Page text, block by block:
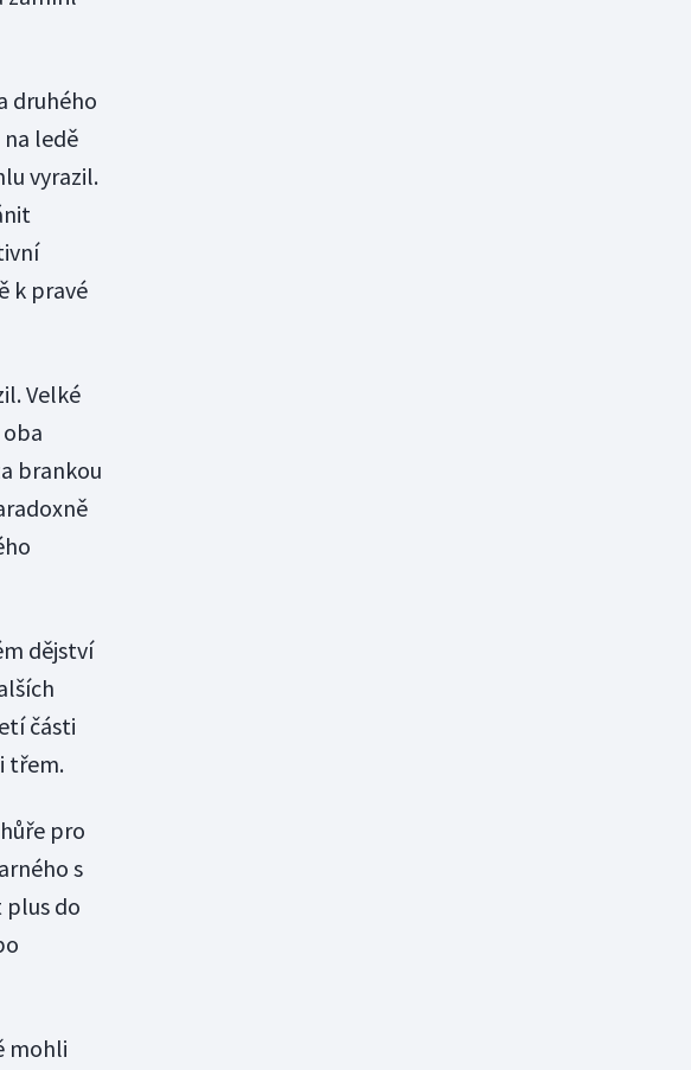
druhého
ledě
vyrazil.
k pravé
Velké
brankou
dějství
části
třem.
pro
s
plus do
mohli